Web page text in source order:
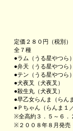
定価２８０円（税別）
全７種
●ラム（うる星やつら）
●弁天（うる星やつら）
●テン（うる星やつら）
●犬夜叉（犬夜叉）
●殺生丸（犬夜叉）
●早乙女らんま（らん
●Ｐちゃん（らんま１
※全高約３．５～６．
※２００８年８月発売